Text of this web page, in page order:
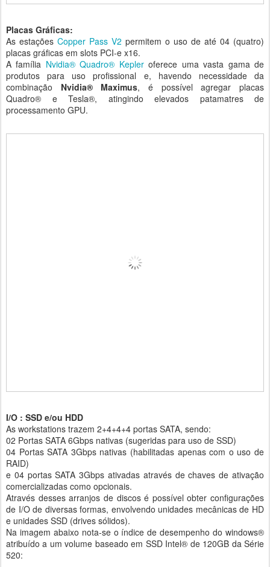
Placas Gráficas:
As estações Copper Pass V2 permitem o uso de até 04 (quatro)
placas gráficas em slots PCI-e x16.
A família Nvidia® Quadro® Kepleroferece uma vasta gama de
produtos para uso profissional e, havendo necessidade da
combinação Nvidia® Maximus, é possível agregar placas
Quadro® e Tesla®, atingindo elevados patamatres de
processamento GPU.
I/O : SSD e/ou HDD
As workstations trazem 2+4+4+4 portas SATA, sendo:
02 Portas SATA 6Gbps nativas (sugeridas para uso de SSD)
04 Portas SATA 3Gbps nativas (habilitadas apenas com o uso de
RAID)
e 04 portas SATA 3Gbps ativadas através de chaves de ativação
comercializadas como opcionais.
Através desses arranjos de discos é possível obter configurações
de I/O de diversas formas, envolvendo unidades mecânicas de HD
e unidades SSD (drives sólidos).
Na imagem abaixo nota-se o índice de desempenho do windows®
atribuído a um volume baseado em SSD Intel® de 120GB da Série
520: